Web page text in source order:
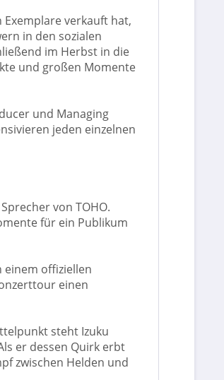
verkauft hat,
in den sozialen
im Herbst in die
und großen Momente
und Managing
jeden einzelnen
von TOHO.
für ein Publikum
einem offiziellen
einen
steht Izuku
er dessen Quirk erbt
zwischen Helden und